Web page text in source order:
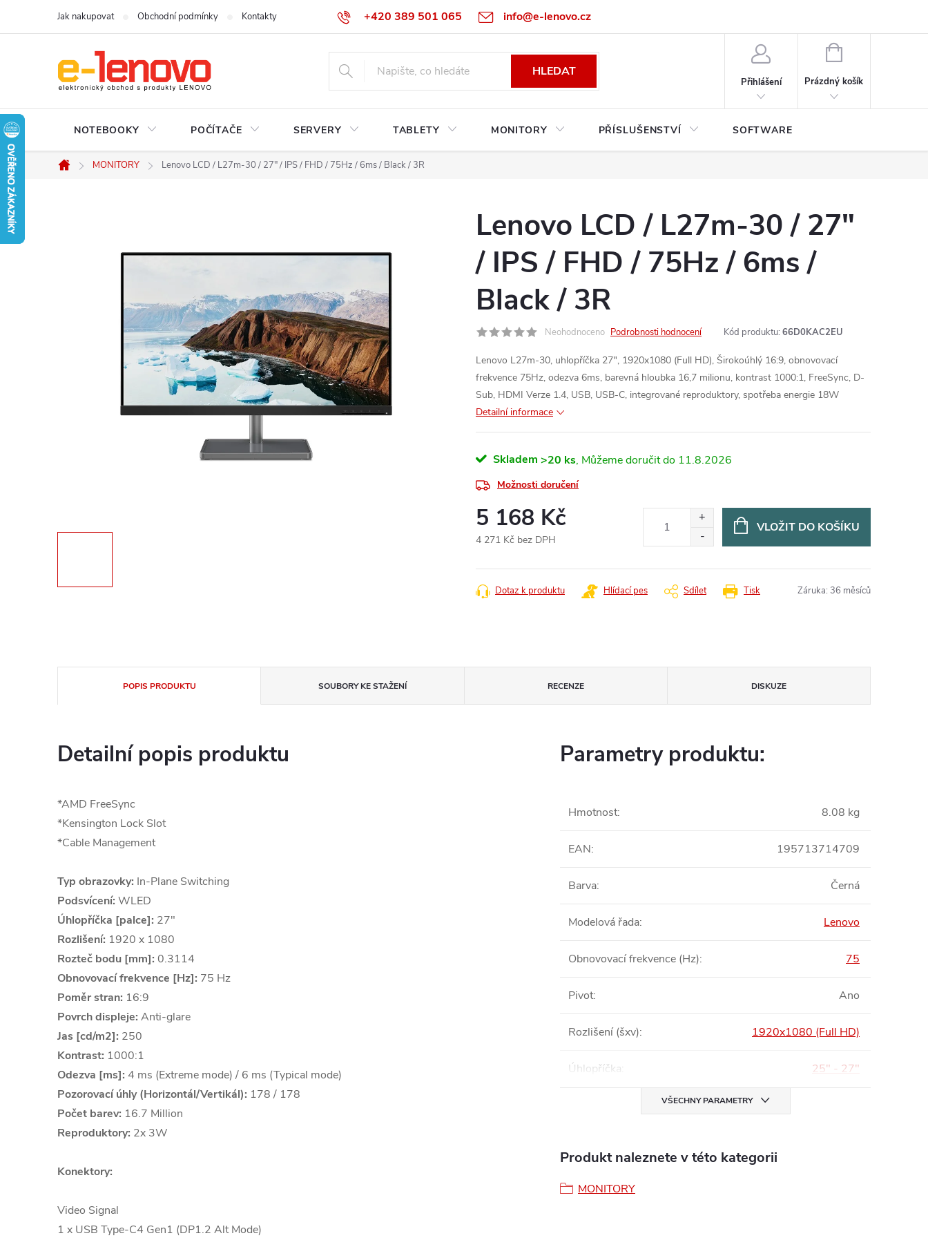
+420 389 501 065 info@e-lenovo.cz
Jak nakupovat Obchodní podmínky Kontakty
HLEDAT
Přihlášení
NÁKUPNÍ
Prázdný košík
NOTEBOOKY POČÍTAČE SERVERY TABLETY MONITORY PŘÍSLUŠENSTVÍ SOFTWARE
Domů
MONITORY Lenovo LCD / L27m-30 / 27" / IPS / FHD / 75Hz / 6ms / Black / 3R
Lenovo LCD / L27m-30 / 27"
/ IPS / FHD / 75Hz / 6ms /
Black / 3R
Neohodnoceno Podrobnosti hodnocení Kód produktu: 66D0KAC2EU
Lenovo L27m-30, uhlopříčka 27", 1920x1080 (Full HD), Širokoúhlý 16:9, obnovovací
frekvence 75Hz, odezva 6ms, barevná hloubka 16,7 milionu, kontrast 1000:1, FreeSync, D-
Sub, HDMI Verze 1.4, USB, USB-C, integrované reproduktory, spotřeba energie 18W
Detailní informace
Skladem >20 ks 11.8.2026
Možnosti doručení
5 168 Kč
4 271 Kč bez DPH
cena:
VLOŽIT DO KOŠÍKU
Tisk
Dotaz k produktu Hlídací pes Sdílet Záruka: 36 měsíců
POPIS PRODUKTU SOUBORY KE STAŽENÍ RECENZE DISKUZE
Detailní popis produktu
*AMD FreeSync
*Kensington Lock Slot
*Cable Management
Typ obrazovky: In-Plane Switching
Podsvícení: WLED
Úhlopříčka [palce]: 27"
Rozlišení: 1920 x 1080
Rozteč bodu [mm]: 0.3114
Obnovovací frekvence [Hz]: 75 Hz
Poměr stran: 16:9
Povrch displeje: Anti-glare
Jas [cd/m2]: 250
Kontrast: 1000:1
Odezva [ms]: 4 ms (Extreme mode) / 6 ms (Typical mode)
Pozorovací úhly (Horizontál/Vertikál): 178 / 178
Počet barev: 16.7 Million
Reproduktory: 2x 3W
Konektory:
Video Signal
1 x USB Type-C4 Gen1 (DP1.2 Alt Mode)
Parametry produktu:
Hmotnost: 8.08 kg
EAN: 195713714709
Barva: Černá
Modelová řada: Lenovo
Obnovovací frekvence (Hz): 75
Pivot: Ano
Rozlišení (šxv): 1920x1080 (Full HD)
Úhlopříčka: 25" - 27"
VŠECHNY PARAMETRY
Produkt naleznete v této kategorii
MONITORY